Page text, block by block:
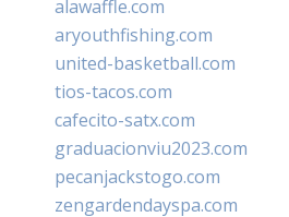
alawaffle.com
aryouthfishing.com
united-basketball.com
tios-tacos.com
cafecito-satx.com
graduacionviu2023.com
pecanjackstogo.com
zengardendayspa.com